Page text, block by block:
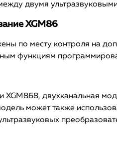
двумя
XGM86
по месту контроля на
функциям
двухканальная
может также